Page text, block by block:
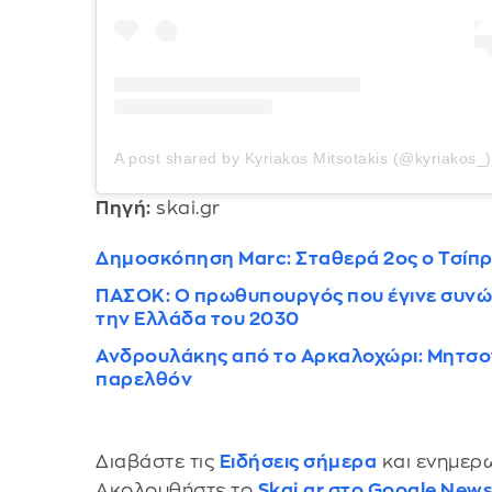
A post shared by Kyriakos Mitsotakis (@kyriakos_)
Πηγή: skai.gr
Δημοσκόπηση Marc: Σταθερά 2ος ο
ΠΑΣΟΚ: Ο πρωθυπουργός που έγινε
την Ελλάδα του 2030
Ανδρουλάκης από το Αρκαλοχώρι:
παρελθόν
Διαβάστε τις Ειδήσεις σήμερα και